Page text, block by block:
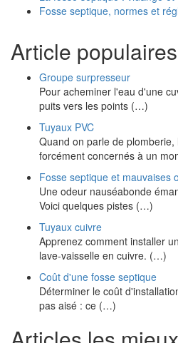
Fosse septique, normes et
Article populaires
Groupe surpresseur
Pour acheminer l'eau d'une
puits vers les points (…)
Tuyaux PVC
Quand on parle de plomberie,
forcément concernés à un
Fosse septique et mauvaises
Une odeur nauséabonde
Voici quelques pistes (…)
Tuyaux cuivre
Apprenez comment installer
lave-vaisselle en cuivre. (…)
Coût d'une fosse septique
Déterminer le coût
pas aisé : ce (…)